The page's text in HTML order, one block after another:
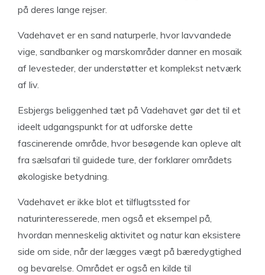
på deres lange rejser.
Vadehavet er en sand naturperle, hvor lavvandede
vige, sandbanker og marskområder danner en mosaik
af levesteder, der understøtter et komplekst netværk
af liv.
Esbjergs beliggenhed tæt på Vadehavet gør det til et
ideelt udgangspunkt for at udforske dette
fascinerende område, hvor besøgende kan opleve alt
fra sælsafari til guidede ture, der forklarer områdets
økologiske betydning.
Vadehavet er ikke blot et tilflugtssted for
naturinteresserede, men også et eksempel på,
hvordan menneskelig aktivitet og natur kan eksistere
side om side, når der lægges vægt på bæredygtighed
og bevarelse. Området er også en kilde til